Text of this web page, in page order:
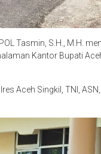
Tasmin, S.H., M.H.
Kantor Bupati
Aceh Singkil, TNI,